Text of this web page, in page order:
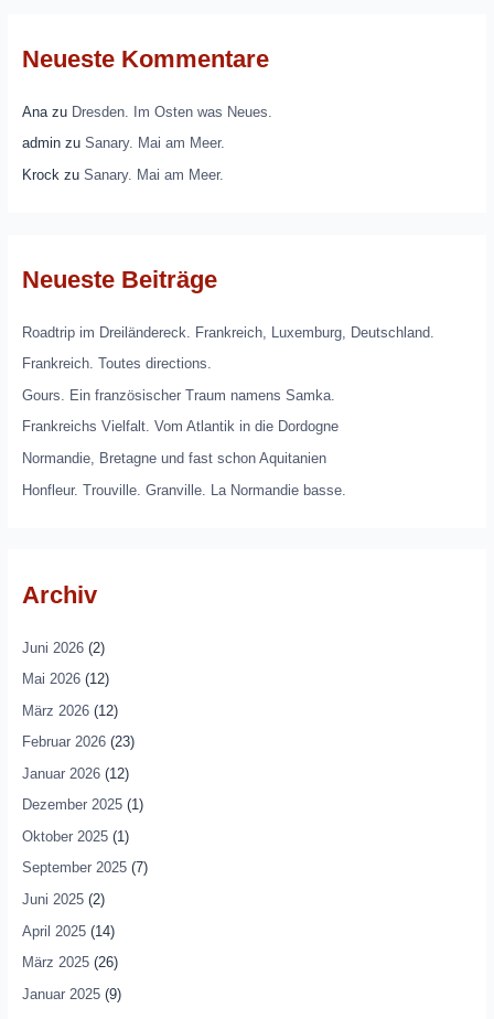
Neueste Kommentare
Anazu Dresden. Im Osten was Neues.
adminzu Sanary. Mai am Meer.
Krock zu Sanary. Mai am Meer.
Neueste Beiträge
Roadtrip im Dreiländereck. Frankreich, Luxemburg, Deutschland.
Frankreich. Toutes directions.
Gours. Ein französischer Traum namens Samka.
Frankreichs Vielfalt. Vom Atlantik in die Dordogne
Normandie, Bretagne und fast schon Aquitanien
Honfleur. Trouville. Granville. La Normandie basse.
Archiv
Juni 2026(2)
Mai 2026(12)
März 2026(12)
Februar 2026(23)
Januar 2026(12)
Dezember 2025(1)
Oktober 2025(1)
September 2025(7)
Juni 2025(2)
April 2025(14)
März 2025(26)
Januar 2025(9)